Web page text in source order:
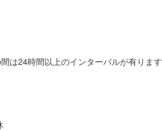
は24時間以上のインターバルが有ります